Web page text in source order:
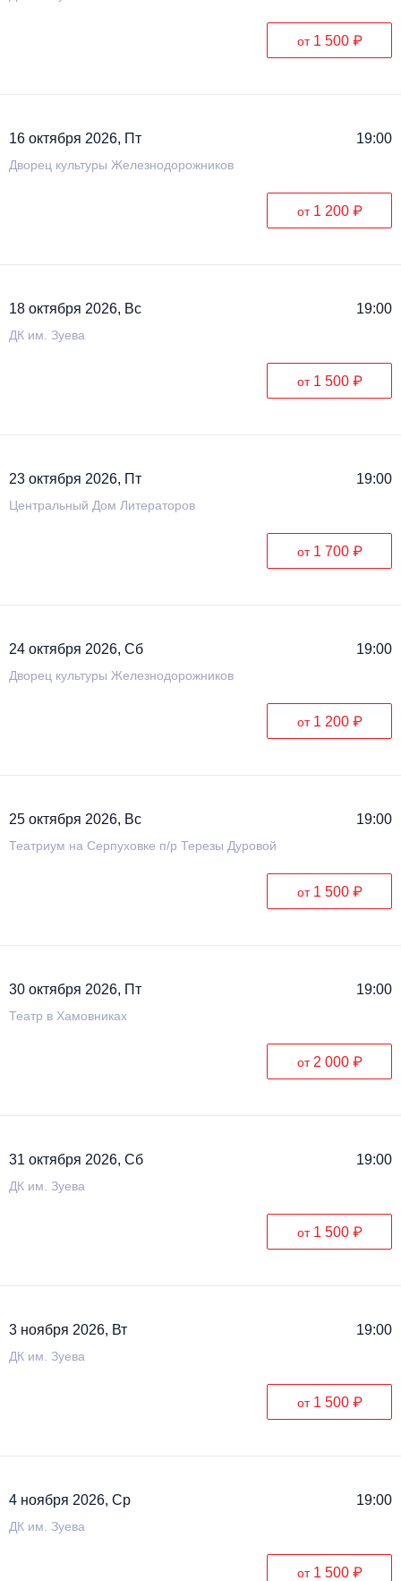
от 1 500 ₽
16 октября 2026, Пт 19:00
Дворец культуры Железнодорожников
от 1 200 ₽
18 октября 2026, Вс 19:00
ДК им. Зуева
от 1 500 ₽
23 октября 2026, Пт 19:00
Центральный Дом Литераторов
от 1 700 ₽
24 октября 2026, Сб 19:00
Дворец культуры Железнодорожников
от 1 200 ₽
25 октября 2026, Вс 19:00
Театриум на Серпуховке п/р Терезы Дуровой
от 1 500 ₽
30 октября 2026, Пт 19:00
Театр в Хамовниках
от 2 000 ₽
31 октября 2026, Сб 19:00
ДК им. Зуева
от 1 500 ₽
3 ноября 2026, Вт 19:00
ДК им. Зуева
от 1 500 ₽
4 ноября 2026, Ср 19:00
ДК им. Зуева
от 1 500 ₽